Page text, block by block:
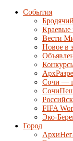
События
Краевые
Вести
Новое в
Сочи —
FIFA
Эко-
Город